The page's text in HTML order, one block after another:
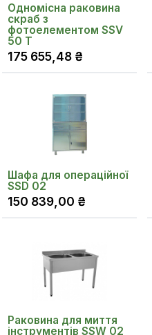
Одномісна раковина
скраб з
фотоелементом SSV
50 T
175 655,48 ₴
Шафа для операційної
SSD 02
150 839,00 ₴
Раковина для миття
інструментів SSW 02